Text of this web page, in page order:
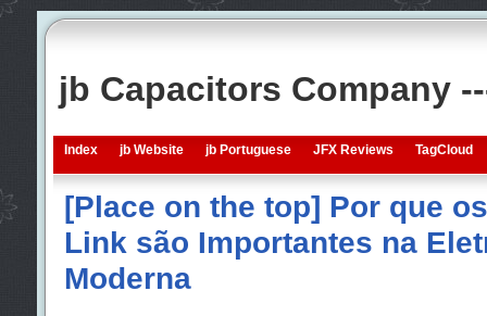
jb Capacitors Company
Index jb Website jb Portuguese JFX Reviews TagCloud
[Place on the top] Por que
Link são Importantes na
Moderna